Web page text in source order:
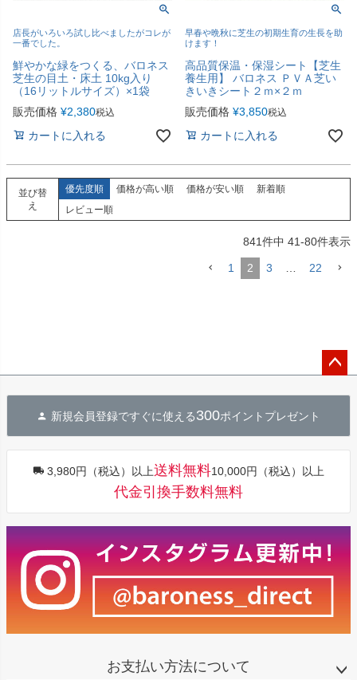
店長がいろいろ試し比べましたがコレが
一番でした。
鮮やかな緑をつくる、バロネス
芝生の目土・床土 10kg入り
（16リットルサイズ）×1袋
販売価格 ¥2,380税込
カートに入れる
早春や晩秋に芝生の初期生育の生長を助
けます！
高品質保温・保湿シート【芝生
養生用】 バロネス ＰＶＡ芝い
きいきシート２ｍ×２ｍ
販売価格 ¥3,850税込
カートに入れる
並び替
え
優先度順 価格が高い順 価格が安い順
新着順
レビュー順
841件中 41-80件表示
1 2 3 22
へ
新規会員登録ですぐに使える300ポイントプレゼント
3,980円（税込）以上送料無料10,000円（税込）以上
代金引換手数料無料
お支払い方法について